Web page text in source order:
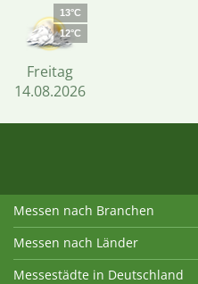
13°C
12°C
Freitag
14.08.2026
Messen nach Branchen
Messen nach Länder
Messestädte in Deutschland